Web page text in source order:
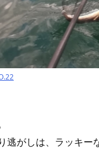
逃がしは、ラッキー